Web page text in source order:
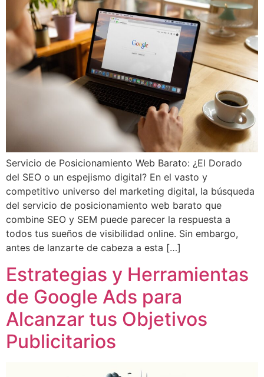
Servicio de Posicionamiento Web Barato: ¿El Dorado
del SEO o un espejismo digital? En el vasto y
competitivo universo del marketing digital, la búsqueda
del servicio de posicionamiento web barato que
combine SEO y SEM puede parecer la respuesta a
todos tus sueños de visibilidad online. Sin embargo,
antes de lanzarte de cabeza a esta […]
Estrategias y Herramientas
de Google Ads para
Alcanzar tus Objetivos
Publicitarios